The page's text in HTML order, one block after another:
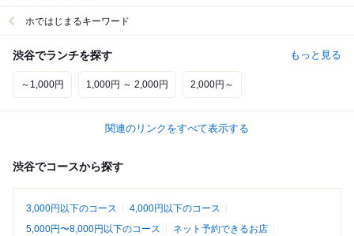
ホではじまるキーワード
渋谷でランチを探す もっと見る
～1,000円 1,000円 ～ 2,000円 2,000円～
関連のリンクをすべて表示する
渋谷でコースから探す
3,000円以下のコース
4,000円以下のコース
5,000円〜8,000円以下のコース
ネット予約できるお店